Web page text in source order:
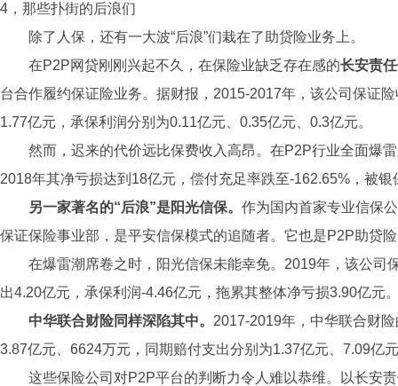
4，那些扑街的后浪们
除了人保，还有一大波“后浪”们栽在了助贷险业务上。
在P2P网贷刚刚兴起不久，在保险业缺乏存在感的长安责
台合作履约保证险业务。据财报，2015-2017年，该公司保证
1.77亿元，承保利润分别为0.11亿元、0.35亿元、0.3亿元。
然而，迟来的代价远比保费收入高昂。在P2P行业全面爆
2018年其净亏损达到18亿元，偿付充足率跌至-162.65%，被
另一家著名的“后浪”是阳光信保。 作为国内首家专业信保
保证保险事业部，是平安信保模式的追随者。它也是P2P助贷
在爆雷潮席卷之时，阳光信保未能幸免。2019年，该公司
出4.20亿元，承保利润-4.46亿元，拖累其整体净亏损3.90亿元
中华联合财险同样深陷其中。 2017-2019年，中华联合财
3.87亿元、6624万元，同期赔付支出分别为1.37亿元、7.09亿
这些保险公司对P2P平台的判断力令人难以恭维。以长安